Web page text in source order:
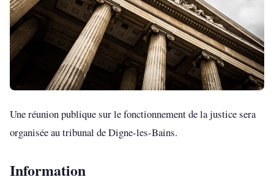
Une réunion publique sur le fonctionnement de la justice sera
organisée au tribunal de Digne-les-Bains.
Information